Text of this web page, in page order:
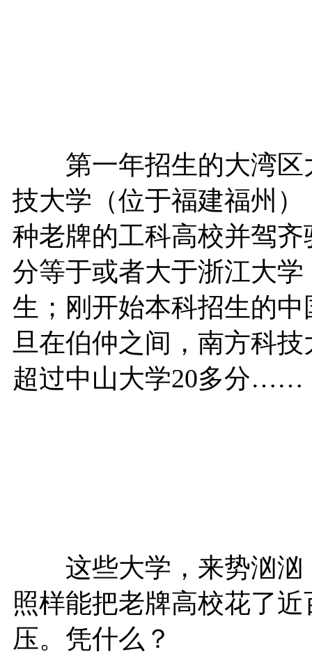
第一年招生的大湾区
技大学（位于福建福州
种老牌的工科高校并驾
分等于或者大于浙江大
生；刚开始本科招生的
旦在伯仲之间，南方科
超过中山大学20多分……
这些大学，来势汹汹
照样能把老牌高校花了
压。凭什么？